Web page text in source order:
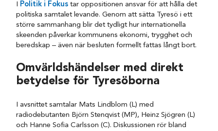
Politik i Fokus tar oppositionen ansvar för att hålla det
politiska samtalet levande. Genom att sätta Tyresö i ett
större sammanhang blir det tydligt hur internationella
skeenden påverkar kommunens ekonomi, trygghet och
beredskap – även när besluten formellt fattas långt bort.
Omvärldshändelser med direkt
betydelse för Tyresöborna
I avsnittet samtalar Mats Lindblom (L) med
radiodebutanten Björn Stenqvist (MP), Heinz Sjögren (L)
och Hanne Sofia Carlsson (C). Diskussionen rör bland